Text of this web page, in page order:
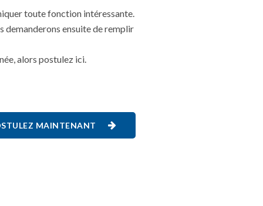
toute fonction intéressante.
demanderons ensuite de remplir
alors postulez ici.
MAINTENANT